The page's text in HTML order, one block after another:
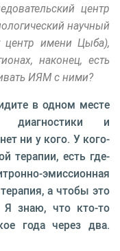
центр
научный
центр имени Цыба),
наконец, есть
ИЯМ с ними?
в одном месте
диагностики и
ни у кого. У кого-
терапии, есть где-
эмиссионная
а чтобы это
знаю, что кто-то
года через два.